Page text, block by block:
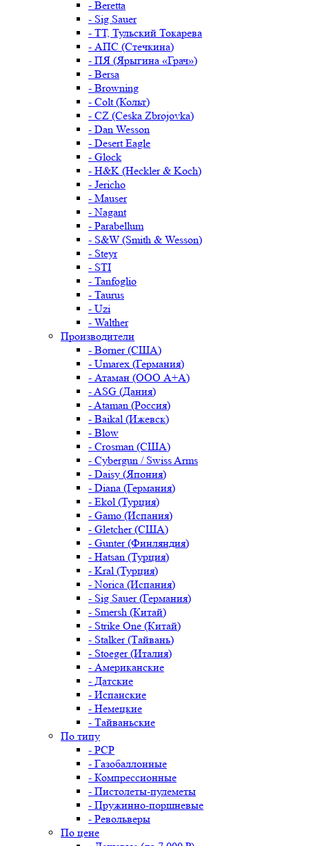
- Beretta
- Sig Sauer
- ТТ, Тульский Токарева
- АПС (Стечкина)
- ПЯ (Ярыгина «Грач»)
- Bersa
- Browning
- Colt (Кольт)
- CZ (Ceska Zbrojovka)
- Dan Wesson
- Desert Eagle
- Glock
- H&K (Heckler & Koch)
- Jericho
- Mauser
- Nagant
- Parabellum
- S&W (Smith & Wesson)
- Steyr
- STI
- Tanfoglio
- Taurus
- Uzi
- Walther
Производители
- Borner (США)
- Umarex (Германия)
- Атаман (ООО А+А)
- ASG (Дания)
- Ataman (Россия)
- Baikal (Ижевск)
- Blow
- Crosman (США)
- Cybergun / Swiss Arms
- Daisy (Япония)
- Diana (Германия)
- Ekol (Турция)
- Gamo (Испания)
- Gletcher (США)
- Gunter (Финляндия)
- Hatsan (Турция)
- Kral (Турция)
- Norica (Испания)
- Sig Sauer (Германия)
- Smersh (Китай)
- Strike One (Китай)
- Stalker (Тайвань)
- Stoeger (Италия)
- Американские
- Датские
- Испанские
- Немецкие
- Тайваньские
По типу
- PCP
- Газобаллонные
- Компрессионные
- Пистолеты-пулеметы
- Пружинно-поршневые
- Револьверы
По цене